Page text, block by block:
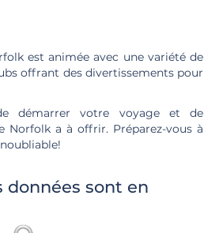
est animée avec une variété de
offrant des divertissements pour
démarrer votre voyage et de
Norfolk a à offrir. Préparez-vous à
données sont en